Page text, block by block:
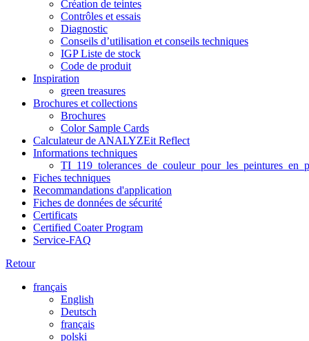
Création de teintes
Contrôles et essais
Diagnostic
Conseils d’utilisation et conseils techniques
IGP Liste de stock
Code de produit
Inspiration
green treasures
Brochures et collections
Brochures
Color Sample Cards
Calculateur de ANALYZEit Reflect
Informations techniques
Fiches techniques
Recommandations d'application
Fiches de données de sécurité
Certificats
Certified Coater Program
Service-FAQ
Retour
français
English
Deutsch
français
polski